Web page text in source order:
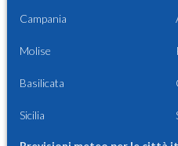
Campania
Molise
Basilicata
Sicilia